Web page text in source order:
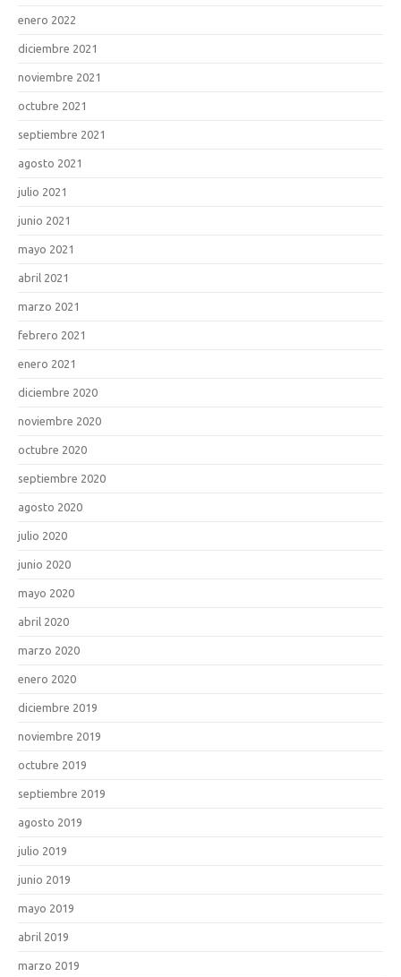
enero 2022
diciembre 2021
noviembre 2021
octubre 2021
septiembre 2021
agosto 2021
julio 2021
junio 2021
mayo 2021
abril 2021
marzo 2021
febrero 2021
enero 2021
diciembre 2020
noviembre 2020
octubre 2020
septiembre 2020
agosto 2020
julio 2020
junio 2020
mayo 2020
abril 2020
marzo 2020
enero 2020
diciembre 2019
noviembre 2019
octubre 2019
septiembre 2019
agosto 2019
julio 2019
junio 2019
mayo 2019
abril 2019
marzo 2019